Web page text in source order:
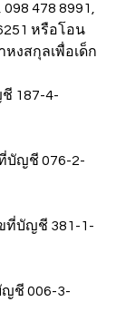
478 8991,
หรือโอน
งสกุลเพื่อเด็ก
187-4-
บัญชี 076-2-
ที่บัญชี 381-1-
ชี 006-3-